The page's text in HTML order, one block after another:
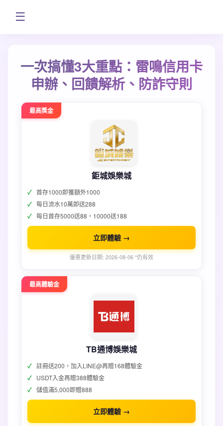
☰
一次搞懂3大重點：雷鳴信用卡
申辦、回饋解析、防詐守則
最高獎金
鉅城娛樂城
首存1000即獲額外1000
每日流水10萬即送288
每日首存5000送88，10000送188
立即體驗 →
優惠更新日期: 2026-08-06 *仍有效
最高體驗金
TB通博娛樂城
註冊送200，加入LINE@再贈168體驗金
USDT入金再贈388體驗金
儲值滿5,000即贈888
立即體驗 →